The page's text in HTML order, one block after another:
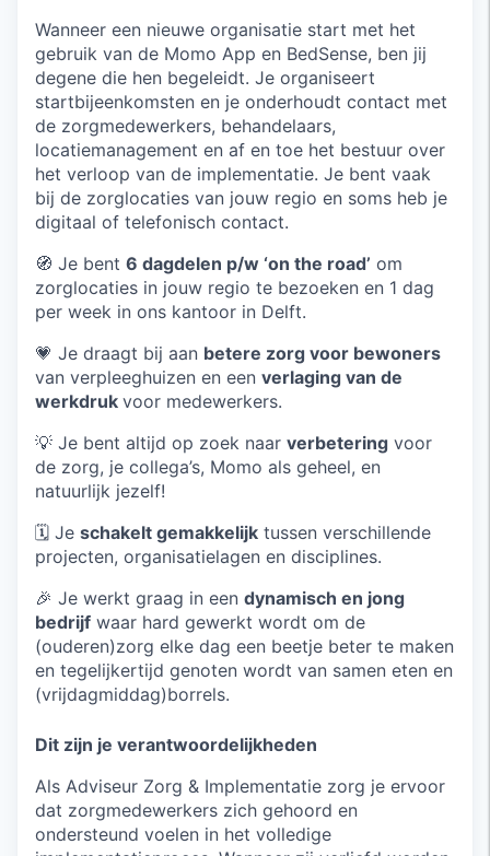
Wanneer een nieuwe organisatie start met het
gebruik van de Momo App en BedSense, ben jij
degene die hen begeleidt. Je organiseert
startbijeenkomsten en je onderhoudt contact met
de zorgmedewerkers, behandelaars,
locatiemanagement en af en toe het bestuur over
het verloop van de implementatie. Je bent vaak
bij de zorglocaties van jouw regio en soms heb je
digitaal of telefonisch contact.
🧭 Je bent 6 dagdelen p/w ‘on the road’ om
zorglocaties in jouw regio te bezoeken en 1 dag
per week in ons kantoor in Delft.
💗 Je draagt bij aan betere zorg voor bewoners
van verpleeghuizen en een verlaging van de
werkdruk voor medewerkers.
💡 Je bent altijd op zoek naar verbetering voor
de zorg, je collega’s, Momo als geheel, en
natuurlijk jezelf!
🗓️ Je schakelt gemakkelijk tussen verschillende
projecten, organisatielagen en disciplines.
🎉 Je werkt graag in een dynamisch en jong
bedrijf waar hard gewerkt wordt om de
(ouderen)zorg elke dag een beetje beter te maken
en tegelijkertijd genoten wordt van samen eten en
(vrijdagmiddag)borrels.
Dit zijn je verantwoordelijkheden
Als Adviseur Zorg & Implementatie zorg je ervoor
dat zorgmedewerkers zich gehoord en
ondersteund voelen in het volledige